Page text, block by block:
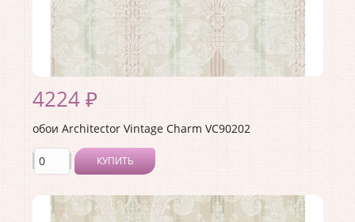
4224 ₽
обои Architector Vintage Charm VC90202
КУПИТЬ
Производитель:Architector
Коллекция:Vintage Charm
Длина рулона:
10.05